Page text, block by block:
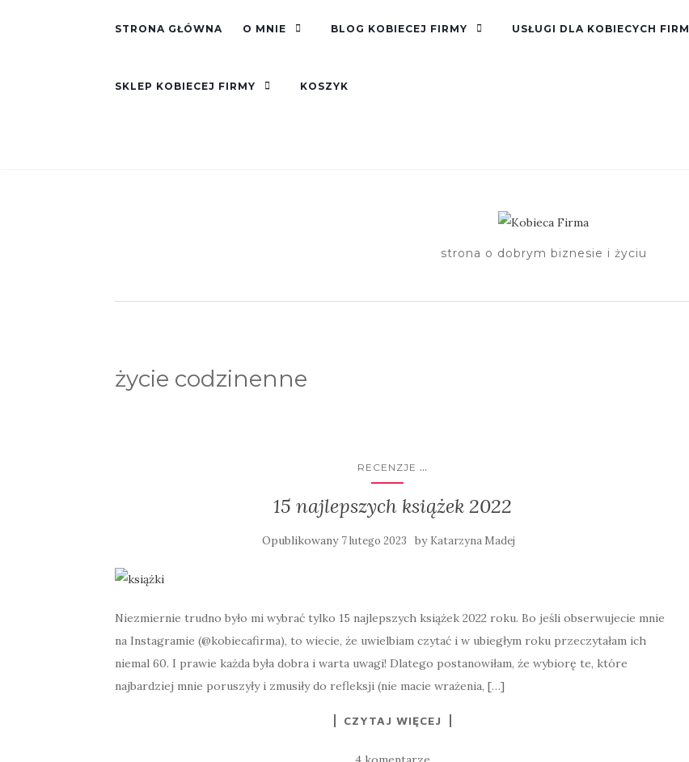
STRONA GŁÓWNA O MNIE BLOG KOBIECEJ FIRMY USŁUGI DLA KOBIECYCH FIRM
SKLEP KOBIECEJ FIRMY KOSZYK
strona o dobrym biznesie i życiu
życie codzinenne
RECENZJE ...
15 najlepszych książek 2022
Opublikowany 7 lutego 2023 by Katarzyna Madej
Niezmiernie trudno było mi wybrać tylko 15 najlepszych książek 2022 roku. Bo jeśli obserwujecie mnie
na Instagramie (@kobiecafirma), to wiecie, że uwielbiam czytać i w ubiegłym roku przeczytałam ich
niemal 60. I prawie każda była dobra i warta uwagi! Dlatego postanowiłam, że wybiorę te, które
najbardziej mnie poruszyły i zmusiły do refleksji (nie macie wrażenia, […]
CZYTAJ WIĘCEJ